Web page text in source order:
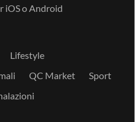
iOSoAndroid
Lifestyle
QC Market
Sport